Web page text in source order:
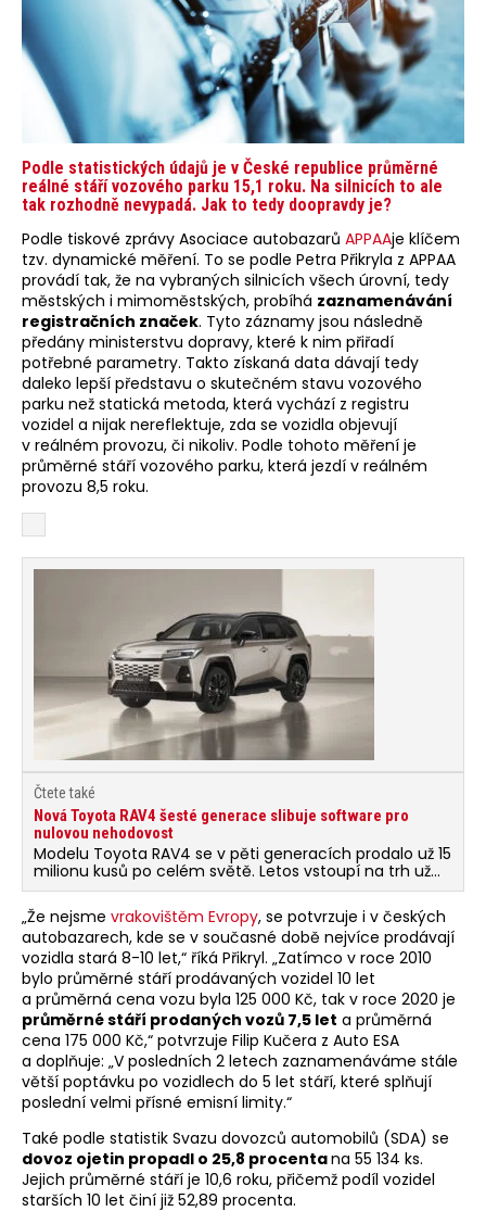
Podle statistických údajů je v České republice průměrné
reálné stáří vozového parku 15,1 roku. Na silnicích to ale
tak rozhodně nevypadá. Jak to tedy doopravdy je?
Podle tiskové zprávy Asociace autobazarů APPAAje klíčem
tzv. dynamické měření. To se podle Petra Přikryla z APPAA
provádí tak, že na vybraných silnicích všech úrovní, tedy
městských i mimoměstských, probíhá zaznamenávání
registračních značek. Tyto záznamy jsou následně
předány ministerstvu dopravy, které k nim přiřadí
potřebné parametry. Takto získaná data dávají tedy
daleko lepší představu o skutečném stavu vozového
parku než statická metoda, která vychází z registru
vozidel a nijak nereflektuje, zda se vozidla objevují
v reálném provozu, či nikoliv. Podle tohoto měření je
průměrné stáří vozového parku, která jezdí v reálném
provozu 8,5 roku.
Čtete také
Nová Toyota RAV4 šesté generace slibuje software pro
nulovou nehodovost
Modelu Toyota RAV4 se v pěti generacích prodalo už 15
milionu kusů po celém světě. Letos vstoupí na trh už
šestá generace.
„Že nejsme vrakovištěm Evropy, se potvrzuje i v českých
autobazarech, kde se v současné době nejvíce prodávají
vozidla stará 8-10 let,“ říká Přikryl. „Zatímco v roce 2010
bylo průměrné stáří prodávaných vozidel 10 let
a průměrná cena vozu byla 125 000 Kč, tak v roce 2020 je
průměrné stáří prodaných vozů 7,5 let a průměrná
cena 175 000 Kč,“ potvrzuje Filip Kučera z Auto ESA
a doplňuje: „V posledních 2 letech zaznamenáváme stále
větší poptávku po vozidlech do 5 let stáří, které splňují
poslední velmi přísné emisní limity.“
Také podle statistik Svazu dovozců automobilů (SDA) se
dovoz ojetin propadl o 25,8 procentana 55 134 ks.
Jejich průměrné stáří je 10,6 roku, přičemž podíl vozidel
starších 10 let činí již 52,89 procenta.